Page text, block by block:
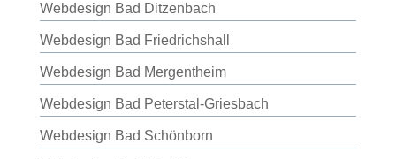
Webdesign Bad Ditzenbach
Webdesign Bad Friedrichshall
Webdesign Bad Mergentheim
Webdesign Bad Peterstal-Griesbach
Webdesign Bad Schönborn